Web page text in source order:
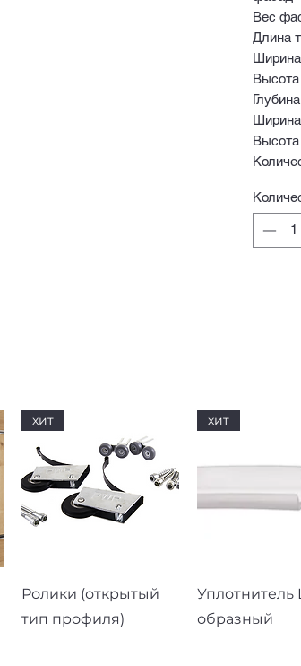
Вес
Длина
Быстрый просмотр
хит
Ролики (открытый
тип профиля)
Быстрый
хит
Уплотнитель
образный